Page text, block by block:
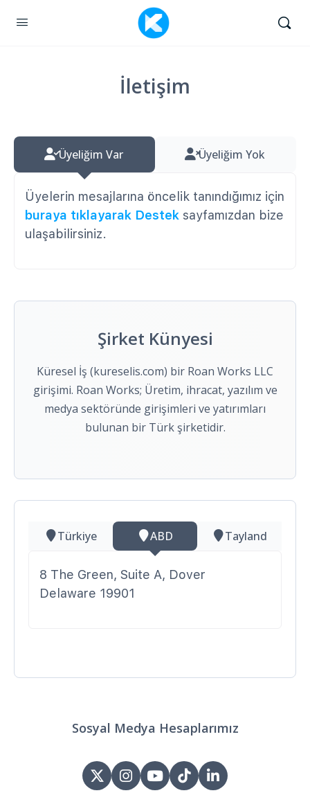
İletişim
Üyeliğim Var Üyeliğim Yok
Üyelerin mesajlarına öncelik tanındığımız için
buraya tıklayarak Destek sayfamızdan bize
ulaşabilirsiniz.
Şirket Künyesi
Küresel İş (kureselis.com) bir Roan Works LLC
girişimi. Roan Works; Üretim, ihracat, yazılım ve
medya sektöründe girişimleri ve yatırımları
bulunan bir Türk şirketidir.
Türkiye ABD Tayland
8 The Green, Suite A, Dover
Delaware 19901
Sosyal Medya Hesaplarımız